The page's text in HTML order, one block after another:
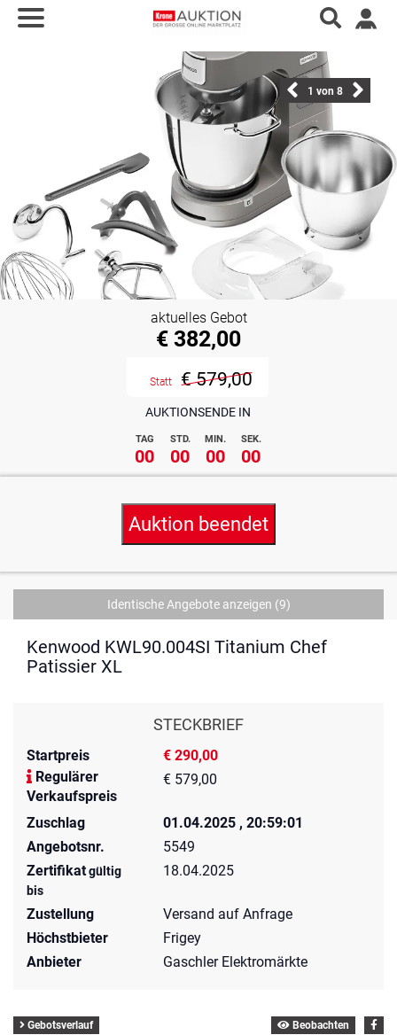
1 von 8
AUKTIONSENDE IN
TAG STD. MIN. SEK.
00 00 00 00
aktuelles Gebot
€ 382,00
Statt € 579,00
Auktion beendet
Identische Angebote anzeigen (9)
Kenwood KWL90.004SI Titanium Chef
Patissier XL
STECKBRIEF
Startpreis
€ 290,00
Regulärer
Verkaufspreis
€ 579,00
Zuschlag
01.04.2025 , 20:59:01
Angebotsnr.
5549
Zertifikatgültig
bis
18.04.2025
Zustellung
Versand auf Anfrage
Höchstbieter
Frigey
Anbieter
Gaschler Elektromärkte
Gebotsverlauf Beobachten